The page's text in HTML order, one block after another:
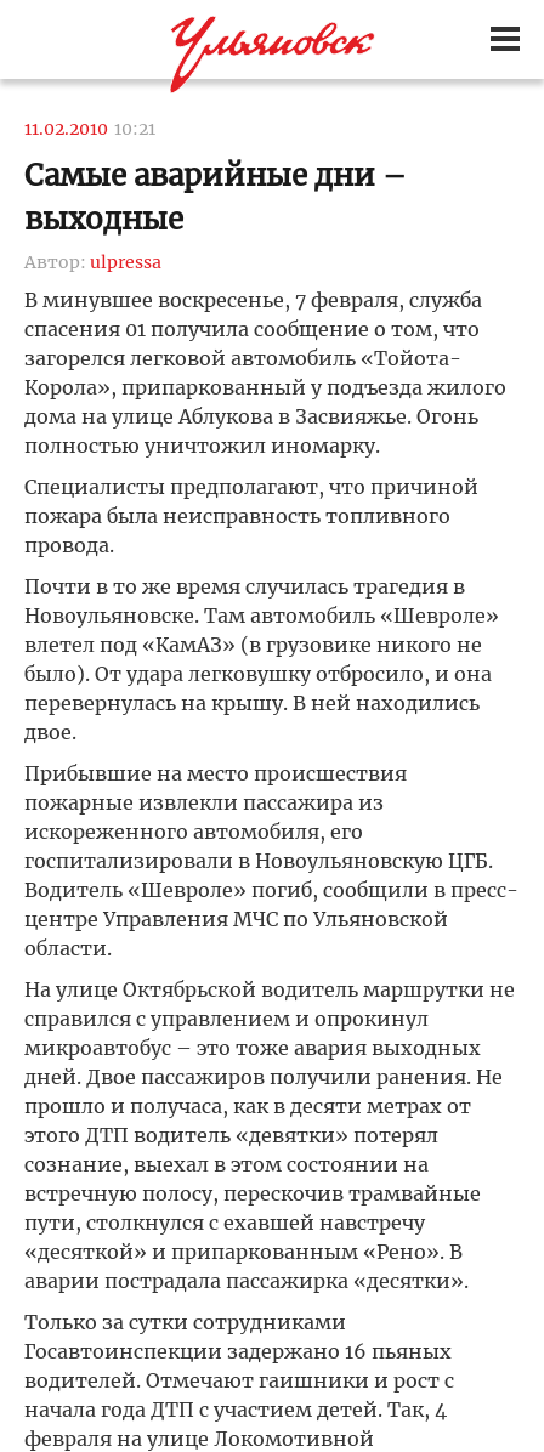
11.02.2010 10:21
Самые аварийные дни –
выходные
Автор: ulpressa
В минувшее воскресенье, 7 февраля, служба
спасения 01 получила сообщение о том, что
загорелся легковой автомобиль «Тойота-
Корола», припаркованный у подъезда жилого
дома на улице Аблукова в Засвияжье. Огонь
полностью уничтожил иномарку.
Специалисты предполагают, что причиной
пожара была неисправность топливного
провода.
Почти в то же время случилась трагедия в
Новоульяновске. Там автомобиль «Шевроле»
влетел под «КамАЗ» (в грузовике никого не
было). От удара легковушку отбросило, и она
перевернулась на крышу. В ней находились
двое.
Прибывшие на место происшествия
пожарные извлекли пассажира из
искореженного автомобиля, его
госпитализировали в Новоульяновскую ЦГБ.
Водитель «Шевроле» погиб, сообщили в пресс-
центре Управления МЧС по Ульяновской
области.
На улице Октябрьской водитель маршрутки не
справился с управлением и опрокинул
микроавтобус – это тоже авария выходных
дней. Двое пассажиров получили ранения. Не
прошло и получаса, как в десяти метрах от
этого ДТП водитель «девятки» потерял
сознание, выехал в этом состоянии на
встречную полосу, перескочив трамвайные
пути, столкнулся с ехавшей навстречу
«десяткой» и припаркованным «Рено». В
аварии пострадала пассажирка «десятки».
Только за сутки сотрудниками
Госавтоинспекции задержано 16 пьяных
водителей. Отмечают гаишники и рост с
начала года ДТП с участием детей. Так, 4
февраля на улице Локомотивной